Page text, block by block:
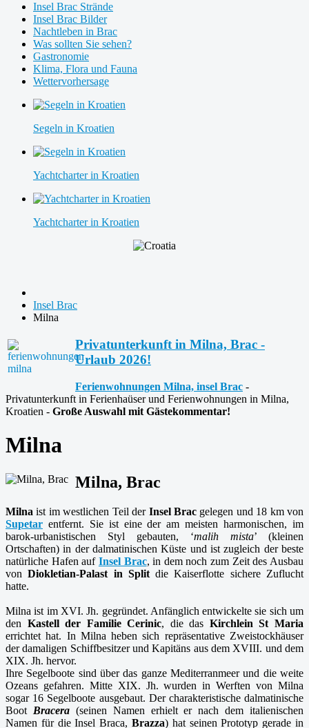
Insel Brac Strände
Insel Brac Bilder
Nachtleben in Brac
Was sollten Sie sehen?
Gastronomie
Klima, Flora und Fauna
Wettervorhersage
Segeln in Kroatien
Yachtcharter in Kroatien
Yachtcharter in Kroatien
Insel Brac
Milna
Privatunterkunft in Milna, Brac -
Urlaub 2026!
Ferienwohnungen Milna, insel Brac -
Privatunterkunft in Ferienhaüser und Ferienwohnungen in Milna,
Kroatien - Große Auswahl mit Gästekommentar!
Milna
Milna, Brac
Milnaist im westlichen Teil der Insel Bracgelegen und 18 km von
Supetar entfernt. Sie ist eine der am meisten harmonischen, im
barok-urbanistischen Styl gebauten, ‘malih mista’ (kleinen
Ortschaften) in der dalmatinischen Küste und ist zugleich der beste
natürliche Hafen auf Insel Brac, in dem noch zum Zeit des Ausbau
vonDiokletian-Palast in Splitdie Kaiserflotte sichere Zuflucht
hatte.
Milna ist im XVI. Jh. gegründet. Anfänglich entwickelte sie sich um
den Kastell der Familie Cerinic, die das Kirchlein St Maria
errichtet hat. In Milna heben sich repräsentative Zweistockhäuser
der damaligen Schiffbesitzer und Kapitäns aus dem XVIII. und dem
XIX. Jh. hervor.
Ihre Segelboote sind über das ganze Mediterranmeer und die weite
Ozeans gefahren. Mitte XIX. Jh. wurden in Werften von Milna
sogar 16 Segelboote ausgebaut. Der charakteristische dalmatinische
Boot Bracera(seinen Namen erhielt er nach dem italienischen
Namen für die Insel Braca, Brazza) hat seinen Prototyp gerade in